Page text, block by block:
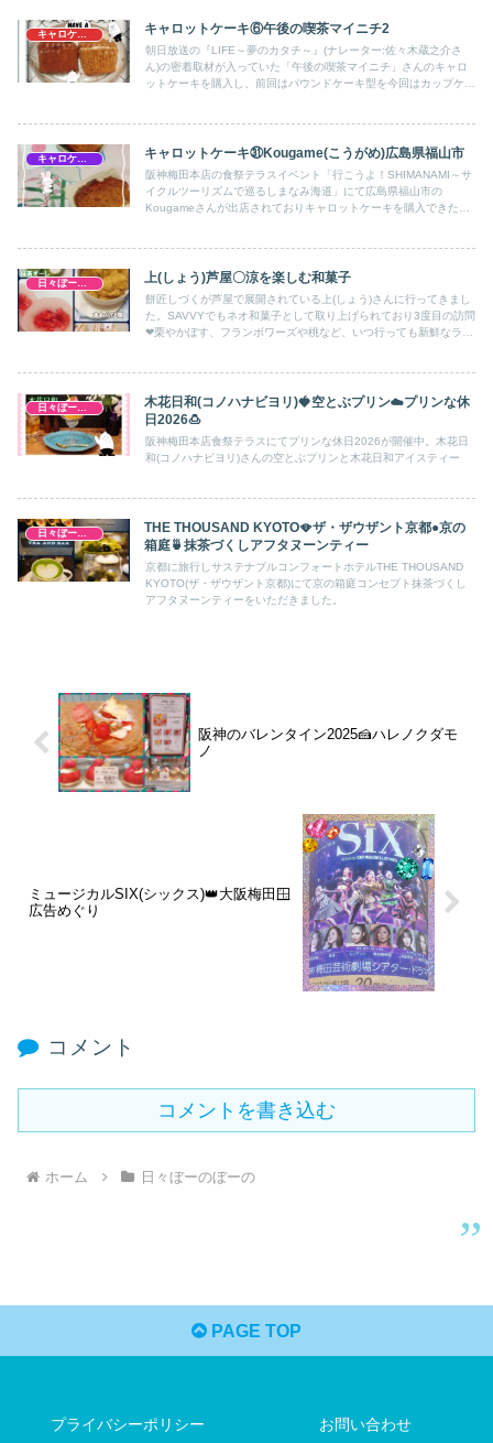
キャロケ大阪 キャロットケーキ⑥午後の喫茶マイニチ2
朝日放送の『LIFE～夢のカタチ～』(ナレーター:佐々木蔵之介さ
ん)の密着取材が入っていた「午後の喫茶マイニチ」さんのキャロ
ットケーキを購入し、前回はパウンドケーキ型を今回はカップケー
キャロケ大阪梅田 キャロットケーキ㉛Kougame(こうがめ)広島県福山市
阪神梅田本店の食祭テラスイベント「行こうよ！SHIMANAMI～サ
イクルツーリズムで巡るしまなみ海道」にて広島県福山市の
Kougameさんが出店されておりキャロットケーキを購入できたの
上(しょう)芦屋〇涼を楽しむ和菓子
餅匠しづくが芦屋で展開されている上(しょう)さんに行ってきまし
た。SAVVYでもネオ和菓子として取り上げられており3度目の訪問
❤栗やかぼす、フランボワーズや桃など、いつ行っても新鮮なライ
木花日和(コノハナビヨリ)🍓空とぶプリン☁️プリンな休
日2026🍮
阪神梅田本店食祭テラスにてプリンな休日2026が開催中。木花日
和(コノハナビヨリ)さんの空とぶプリンと木花日和アイスティー
THE THOUSAND KYOTO🪭ザ・ザウザント京都●京の
箱庭🍵抹茶づくしアフタヌーンティー
京都に旅行しサステナブルコンフォートホテルTHE THOUSAND
KYOTO(ザ・ザウザント京都)にて京の箱庭コンセプト抹茶づくし
アフタヌーンティーをいただきました。
阪神のバレンタイン2025🍰ハレノクダモ
ノ
ミュージカルSIX(シックス)👑大阪梅田🪟
広告めぐり
コメント
コメントを書き込む
ホーム 日々ぼーのぼーの
PAGE TOP
プライバシーポリシー お問い合わせ